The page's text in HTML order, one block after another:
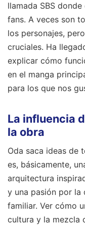
llamada SBS
fans. A veces son
los personajes,
cruciales. Ha
explicar cómo
en el manga
para los que nos
La influencia
la obra
Oda saca ideas de
es, básicamente,
arquitectura
y una pasión por la
familiar. Ver cómo
cultura y la mezcla